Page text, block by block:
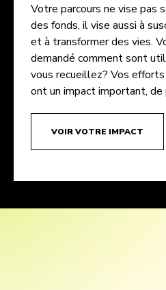
Votre parcours ne vise pas
des fonds, il vise aussi à
et à transformer des vies.
demandé comment sont
vous recueillez? Vos
ont un impact important, de
VOIR VOTRE IMPACT